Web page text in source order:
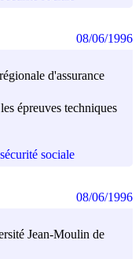
d'assurance
épreuves techniques
sociale
08/06/1996
Jean-Moulin de
08/06/1996